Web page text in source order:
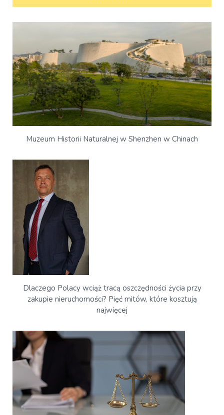
Muzeum Historii Naturalnej w Shenzhen w Chinach
Dlaczego Polacy wciąż tracą oszczędności życia przy
zakupie nieruchomości? Pięć mitów, które kosztują
najwięcej